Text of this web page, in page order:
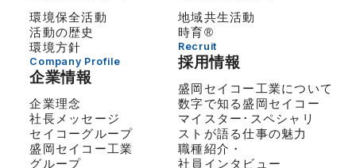
環境保全活動
活動の歴史
環境方針
Company Profile
企業情報
企業理念
社長メッセージ
セイコーグループ
盛岡セイコー工業
グループ
地域共生活動
時育®
Recruit
採用情報
盛岡セイコー工業について
数字で知る盛岡セイコー
マイスター･スペシャリ
ストが語る仕事の魅力
職種紹介・
社員インタビュー